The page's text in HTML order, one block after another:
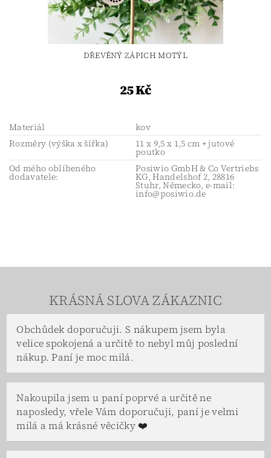
DŘEVĚNÝ ZÁPICH MOTÝL
25 Kč
Materiál
kov
Rozměry (výška x šířka)
11 x 9,5 x 1,5 cm + jutové
poutko
Od mého oblíbeného
dodavatele:
Posiwio GmbH & Co Vertriebs
KG, Handelshof 2, 28816
Stuhr, Německo, e-mail:
info@posiwio.de
KRÁSNÁ SLOVA ZÁKAZNIC
Obchůdek doporučuji. S nákupem jsem byla
velice spokojená a určitě to nebyl můj poslední
nákup. Paní je moc milá.
Nakoupila jsem u paní poprvé a určitě ne
naposledy, vřele Vám doporučuji, paní je velmi
milá a má krásné věcičky ❤️